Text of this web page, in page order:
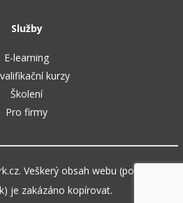
Služby
E-learning
kurzy
Školení
Pro firmy
Veškerý obsah webu (pokud není
je zakázáno kopírovat.